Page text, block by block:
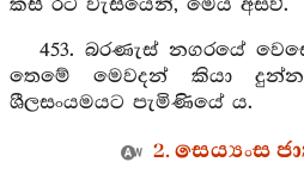
කසී රට වැසියෙනි, මෙය අසව්.
453. බරණැස් නගරයේ
තෙමේ මෙවදන් කියා දුන්න
ශීලසංයමයට පැමිණියේ ය.
2. සෙය්‍යංස